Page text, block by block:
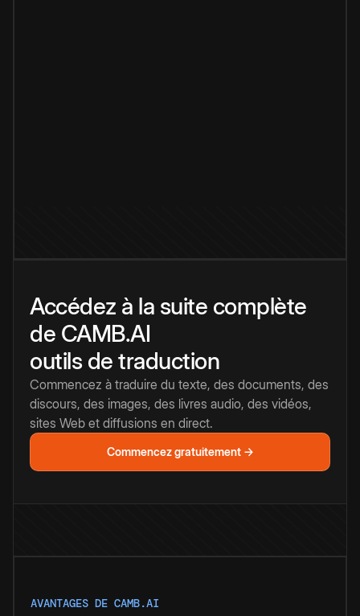
Accédez à la suite complète
de CAMB.AI
outils de traduction
Commencez à traduire du texte, des documents, des
discours, des images, des livres audio, des vidéos,
sites Web et diffusions en direct.
Commencez gratuitement →
AVANTAGES DE CAMB.AI